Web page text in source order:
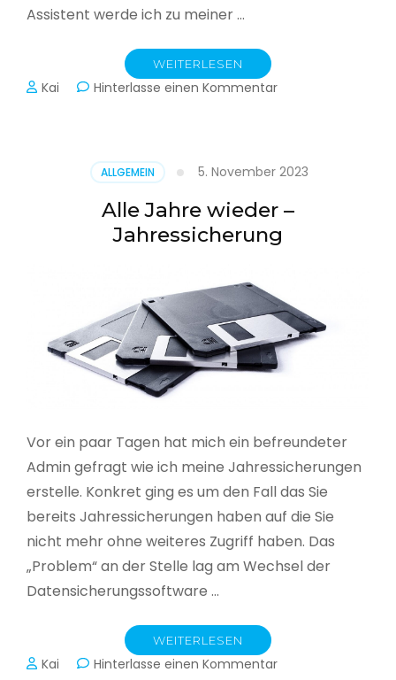
Assistent werde ich zu meiner …
WEITERLESEN
Kai Hinterlasse einen Kommentarzu
ALLGEMEIN 5. November 2023
Alle Jahre wieder –
Jahressicherung
Vor ein paar Tagen hat mich ein befreundeter
Admin gefragt wie ich meine Jahressicherungen
erstelle. Konkret ging es um den Fall das Sie
bereits Jahressicherungen haben auf die Sie
nicht mehr ohne weiteres Zugriff haben. Das
„Problem“ an der Stelle lag am Wechsel der
Datensicherungssoftware …
WEITERLESEN
Kai Hinterlasse einen Kommentarzu